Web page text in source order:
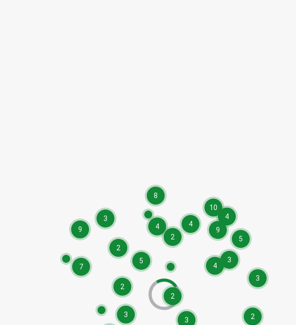
8
4
9 9
10
2
3
2
7
4
5 3
2
4
3
5
3
2
3 4
2